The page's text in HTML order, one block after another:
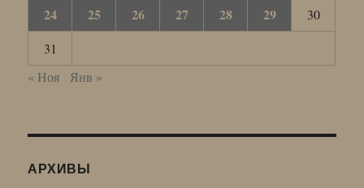
24
25 26 27 28 29
30
31
« Ноя
Янв »
АРХИВЫ